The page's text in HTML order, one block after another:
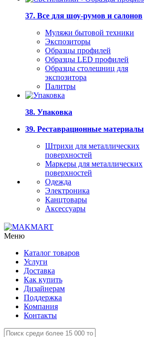
37. Все для шоу-румов и салонов
Муляжи бытовой техники
Экспозиторы
Образцы профилей
Образцы LED профилей
Образцы столешниц для
экспозитора
Палитры
38. Упаковка
39. Реставрационные материалы
Штрихи для металлических
поверхностей
Маркеры для металлических
поверхностей
Одежда
Электроника
Канцтовары
Аксессуары
Меню
Каталог товаров
Услуги
Доставка
Как купить
Дизайнерам
Поддержка
Компания
Контакты